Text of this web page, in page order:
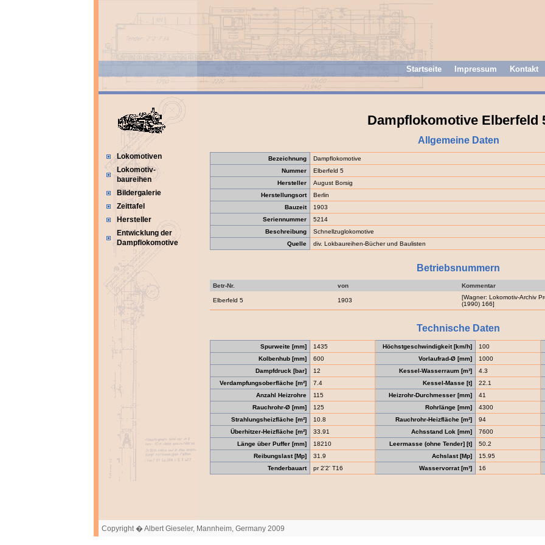
Startseite Impressum Kontakt
Lokomotiven
Lokomotiv-
baureihen
Bildergalerie
Zeittafel
Hersteller
Entwicklung der
Dampflokomotive
Dampflokomotive Elberfeld
Allgemeine Daten
Bezeichnung
Dampflokomotive
Nummer
Elberfeld 5
Hersteller
August Borsig
Herstellungsort
Berlin
Bauzeit
1903
Seriennummer
5214
Beschreibung
Schnellzuglokomotive
Quelle
div. Lokbaureihen-Bücher und Baulisten
Betriebsnummern
Betr-Nr. von Kommentar
Elberfeld 5 1903
[Wagner: Lokomotiv-Archiv
(1990) 166]
Technische Daten
Spurweite [mm] 1435 Höchstgeschwindigkeit [km/h]
100
Kolbenhub [mm]
600 Vorlaufrad-Ø [mm]
1000
Dampfdruck [bar]
12 Kessel-Wasserraum [m³]
4.3
Verdampfungsoberfläche [m²]
7.4 Kessel-Masse [t]
22.1
Anzahl Heizrohre
115 Heizrohr-Durchmesser [mm]
41
Rauchrohr-Ø [mm]
125 Rohrlänge [mm]
4300
Strahlungsheizfläche [m²]
10.8 Rauchrohr-Heizfläche [m²]
94
Überhitzer-Heizfläche [m²]
33.91 Achsstand Lok [mm]
7600
Länge über Puffer [mm]
18210 Leermasse (ohne Tender] [t]
50.2
Reibungslast [Mp]
31.9 Achslast [Mp]
15.95
Tenderbauart
pr 2'2' T16 Wasservorrat [m³] 16
Copyright � Albert Gieseler, Mannheim, Germany 2009